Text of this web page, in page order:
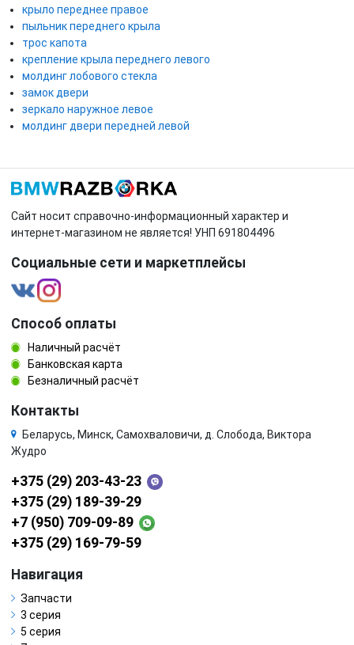
крыло переднее правое
пыльник переднего крыла
трос капота
крепление крыла переднего левого
молдинг лобового стекла
замок двери
зеркало наружное левое
молдинг двери передней левой
Сайт носит справочно-информационный характер и
интернет-магазином не является! УНП 691804496
Социальные сети и маркетплейсы
Способ оплаты
Наличный расчёт
Банковская карта
Безналичный расчёт
Контакты
Беларусь, Минск, Самохваловичи, д. Слобода, Виктора
Жудро
+375 (29) 203-43-23
+375 (29) 189-39-29
+7 (950) 709-09-89
+375 (29) 169-79-59
Навигация
Запчасти
3 серия
5 серия